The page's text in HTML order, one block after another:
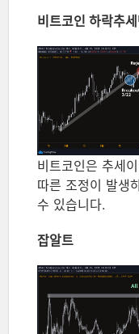
비트코인
비트코인은
따른 조정이
수 있습니다.
잡알트